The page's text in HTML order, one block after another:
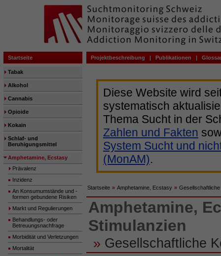
Startseite Projektbeschreibung | Publikationen |
Tabak
Alkohol
Cannabis
Opioide
Kokain
Schlaf- und
Beruhigungsmittel
Amphetamine, Ecstasy
Prävalenz
Inzidenz
An Konsumumstände und -
formen gebundene Risiken
Markt und Regulierungen
Behandlungs- oder
Betreuungsnachfrage
Morbidität und Verletzungen
Mortalität
Diese Website wird
systematisch
Thema Sucht in der
Zahlen und Fakten
System Sucht und
(MonAM).
Startseite » Amphetamine, Ecstasy »
Amphetamine,
Stimulanzien
» Gesellschaftliche